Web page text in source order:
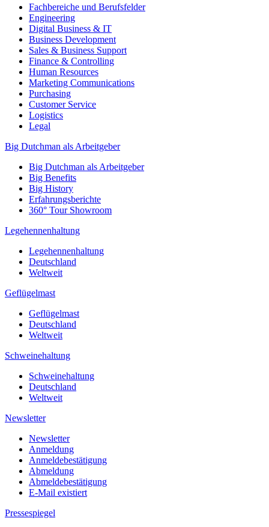
Fachbereiche und Berufsfelder
Engineering
Digital Business & IT
Business Development
Sales & Business Support
Finance & Controlling
Human Resources
Marketing Communications
Purchasing
Customer Service
Logistics
Legal
Big Dutchman als Arbeitgeber
Big Dutchman als Arbeitgeber
Big Benefits
Big History
Erfahrungsberichte
360° Tour Showroom
Legehennenhaltung
Legehennenhaltung
Deutschland
Weltweit
Geflügelmast
Geflügelmast
Deutschland
Weltweit
Schweinehaltung
Schweinehaltung
Deutschland
Weltweit
Newsletter
Newsletter
Anmeldung
Anmeldebestätigung
Abmeldung
Abmeldebestätigung
E-Mail existiert
Pressespiegel